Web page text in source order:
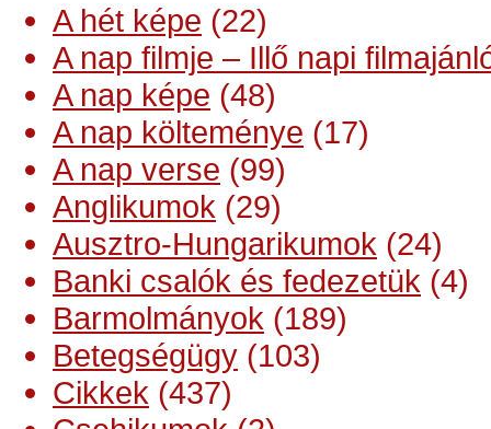
A hét képe (22)
A nap filmje – Illő napi
A nap képe (48)
A nap költeménye (17)
A nap verse (99)
Anglikumok (29)
Ausztro-Hungarikumok (24)
Banki csalók és fedezetük (4)
Barmolmányok (189)
Betegségügy (103)
Cikkek (437)